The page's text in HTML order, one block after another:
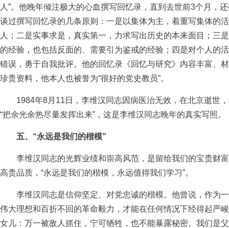
人”。他晚年倾注极大的心血撰写回忆录，直到去世前3个月，
谈过撰写回忆录的几条原则：一是以集体为主，着重写集体的
人；二是实事求是，真实第一，力求写出历史的本来面目；三
的经验，也包括反面的、需要引为鉴戒的经验；四是对个人的
错误，勇于自我批评。他的回忆录《回忆与研究》内容丰富、
珍贵资料，他本人也被誉为“很好的党史教员”。
1984年8月11日，李维汉同志因病医治无效，在北京逝世，
“把余光余热尽量发挥出来”，这是李维汉同志晚年的真实写照。
五、“永远是我们的楷模”
李维汉同志的光辉业绩和崇高风范，是留给我们的宝贵财
高贵品质，“永远是我们的楷模，永远值得我们学习”。
李维汉同志是信仰坚定、对党忠诚的楷模。他曾说，作为
伟大理想和百折不回的革命毅力，才能在任何情况下经得起严
女儿：万一被敌人抓住，宁可牺牲，也不能暴露秘密。我们是